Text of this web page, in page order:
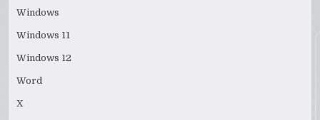
Windows
Windows 11
Windows 12
Word
X